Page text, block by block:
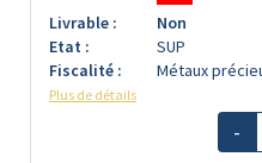
Livrable :
Non
Etat :
SUP
Fiscalité :
Métaux
Plus de détails
-